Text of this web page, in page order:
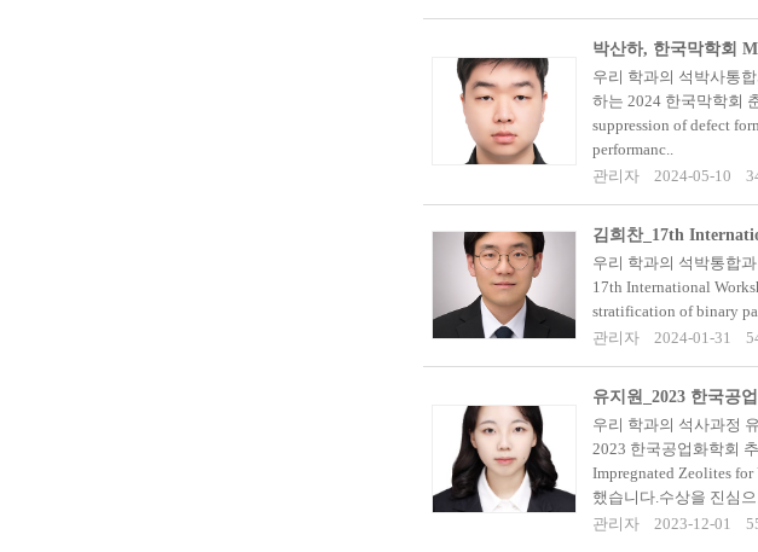
박산하, 한국막학회
우리 학과의 석박사통
하는 2024 한국막학회
suppression of defect
performanc..
관리자
2024-05-10
우리 학과의 석박통합
17th International
stratification of binary
관리자
2024-01-31
우리 학과의 석사과정
2023 한국공업화학회
Impregnated Zeolites
했습니다.수상을 진심으
관리자
2023-12-01